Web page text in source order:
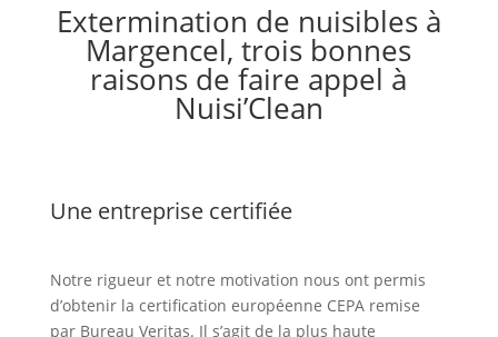
Extermination de nuisibles à
Margencel, trois bonnes
raisons de faire appel à
Nuisi’Clean
Une entreprise certifiée
Notre rigueur et notre motivation nous ont permis
d’obtenir la certification européenne CEPA remise
par Bureau Veritas. Il s’agit de la plus haute